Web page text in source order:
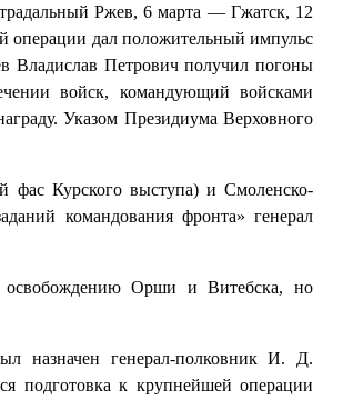
Ржев, 6 марта — Гжатск, 12
операции дал положительный импульс
Владислав Петрович получил погоны
войск, командующий войсками
Указом Президиума Верховного
фас Курского выступа) и Смоленско-
командования фронта» генерал
освобождению Орши и Витебска, но
назначен генерал-полковник И. Д.
подготовка к крупнейшей операции